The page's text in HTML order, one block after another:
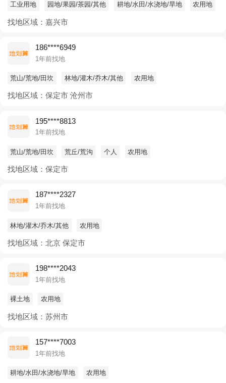
工业用地 园地/果园/茶园/其他 耕地/水田/水浇地/旱地 农用地
找地区域：嘉兴市
186****6949
1年前找地
荒山/荒地/田坎 林地/灌木/乔木/其他 农用地
找地区域：保定市 沧州市
195****8813
1年前找地
荒山/荒地/田坎 荒丘/荒沟 个人 农用地
找地区域：保定市
187****2327
1年前找地
林地/灌木/乔木/其他 农用地
找地区域：北京 保定市
198****2043
1年前找地
裸土地 农用地
找地区域：苏州市
157****7003
1年前找地
耕地/水田/水浇地/旱地 农用地